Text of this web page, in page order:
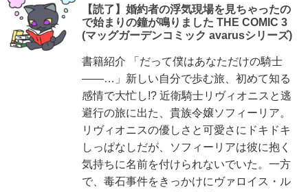
【読了】婚約者の浮気現場を見ちゃったの
で始まりの鐘が鳴りました THE COMIC 3
(マッグガーデンコミック avarusシリーズ)
書籍紹介 「だって僕はあなただけの騎士
――…」新しい自分で歩む旅、初めて知る
感情で大忙し!? 近衛騎士リヴィオニスと逃
避行の旅に出た、貴族令嬢ソフィーリア。
リヴィオニスの優しさと可愛さにドキドキ
しっぱなしだが、ソフィーリアは彼に抱く
気持ちに名前を付けられないでいた。一方
で、毒石事件をきっかけにヴァロイス・ル